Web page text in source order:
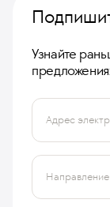
Узнайте
Адрес
Направление